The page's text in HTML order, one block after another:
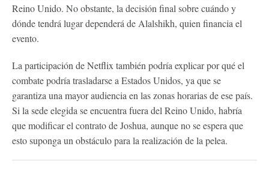
Reino Unido. No obstante, la decisión final sobre cuándo y
dónde tendrá lugar dependerá de Alalshikh, quien financia el
evento.
La participación de Netflix también podría explicar por qué el
combate podría trasladarse a Estados Unidos, ya que se
garantiza una mayor audiencia en las zonas horarias de ese país.
Si la sede elegida se encuentra fuera del Reino Unido, habría
que modificar el contrato de Joshua, aunque no se espera que
esto suponga un obstáculo para la realización de la pelea.